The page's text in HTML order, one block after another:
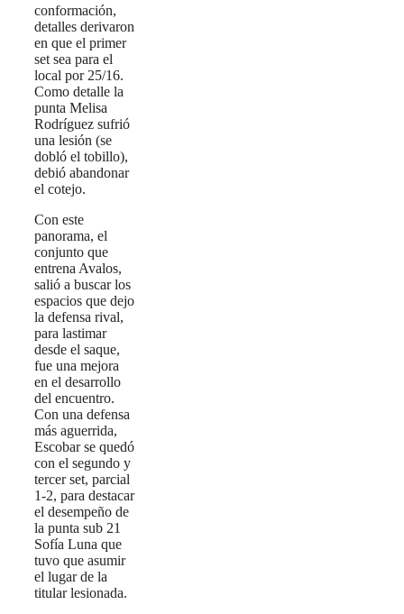
conformación,
detalles derivaron
en que el primer
set sea para el
local por 25/16.
Como detalle la
punta Melisa
Rodríguez sufrió
una lesión (se
dobló el tobillo),
debió abandonar
el cotejo.
Con este
panorama, el
conjunto que
entrena Avalos,
salió a buscar los
espacios que dejo
la defensa rival,
para lastimar
desde el saque,
fue una mejora
en el desarrollo
del encuentro.
Con una defensa
más aguerrida,
Escobar se quedó
con el segundo y
tercer set, parcial
1-2, para destacar
el desempeño de
la punta sub 21
Sofía Luna que
tuvo que asumir
el lugar de la
titular lesionada.